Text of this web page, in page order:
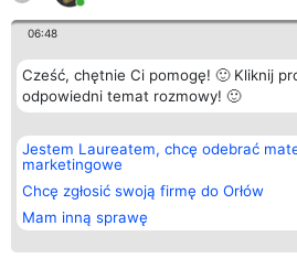
06:48
Cześć, chętnie Ci pomogę! 🙂 Kliknij
odpowiedni temat rozmowy! 🙂
Jestem Laureatem, chcę odebrać
marketingowe
Chcę zgłosić swoją firmę do Orłów
Mam inną sprawę
Organizator plebiscytu
Bright Side Solutions sp. z o.
o. sp. k.
ul. Ruska 22
Wrocław 50-079
KRS 0000749100 | Regon
381313360 | NIP 8943132676
Plebiscyt
Laureaci
wszystkich
Laureatów
Regulamin